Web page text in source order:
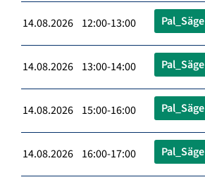
14.08.2026 12:00-13:00 Pal_Säge
14.08.2026 13:00-14:00 Pal_Säge
14.08.2026 15:00-16:00 Pal_Säge
14.08.2026 16:00-17:00 Pal_Säge